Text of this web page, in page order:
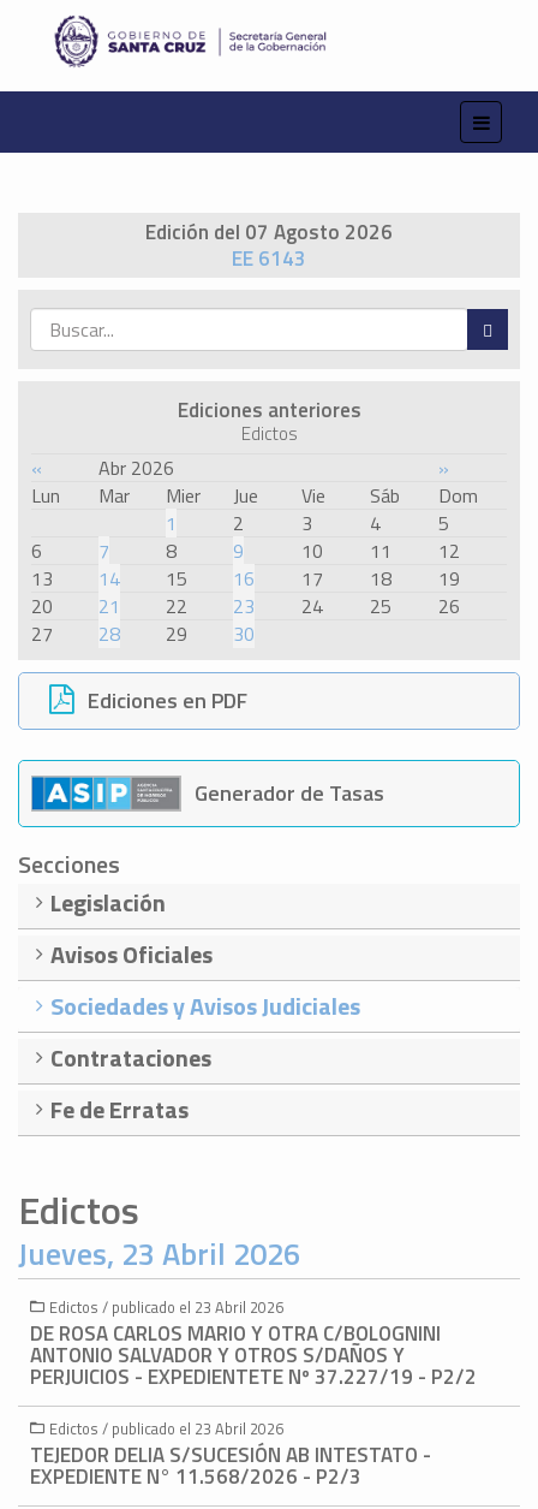
Edición del 07 Agosto 2026
EE 6143
Ediciones anteriores
Edictos
« Abr 2026
»
Lun
Mar Mier Jue Vie Sáb
Dom
1
2 3 4
5
6
7 8 9 10 11
12
13
14 15 16 17 18
19
20
21 22 23 24 25
26
27
28 29 30
Ediciones en PDF
Generador de Tasas
Secciones
Legislación
Avisos Oficiales
Sociedades y Avisos Judiciales
Contrataciones
Fe de Erratas
Edictos
Jueves, 23 Abril 2026
Edictos / publicado el 23 Abril 2026
DE ROSA CARLOS MARIO Y OTRA C/BOLOGNINI
ANTONIO SALVADOR Y OTROS S/DAÑOS Y
PERJUICIOS - EXPEDIENTETE Nº 37.227/19 - P2/2
Edictos / publicado el 23 Abril 2026
TEJEDOR DELIA S/SUCESIÓN AB INTESTATO -
EXPEDIENTE N° 11.568/2026 - P2/3